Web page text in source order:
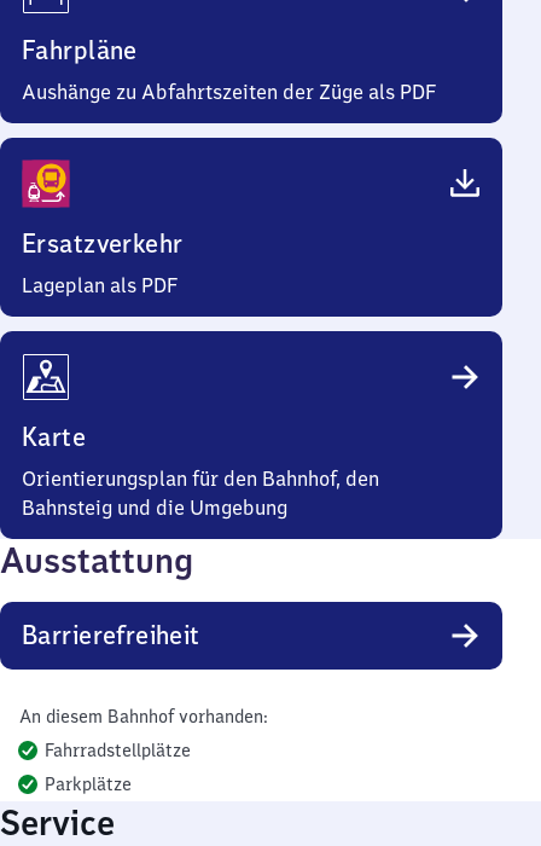
Fahrpläne
Aushänge zu Abfahrtszeiten der Züge als PDF
Ersatzverkehr
Lageplan als PDF
Karte
Orientierungsplan für den Bahnhof, den
Bahnsteig und die Umgebung
Ausstattung
Barrierefreiheit
An diesem Bahnhof vorhanden:
Fahrradstellplätze
Parkplätze
Service